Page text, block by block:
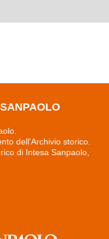
dell'Archivio storico.
di Intesa Sanpaolo,